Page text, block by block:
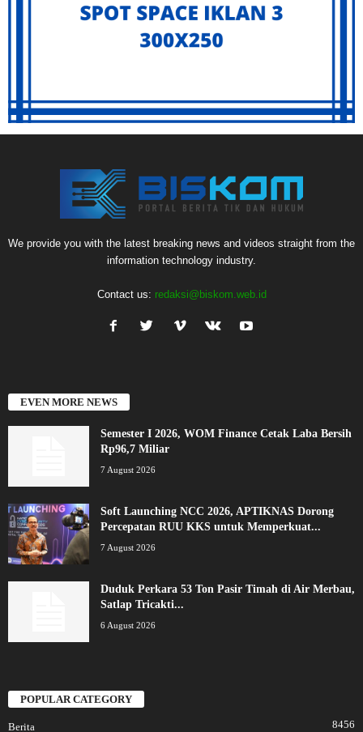
We provide you with the latest breaking news and videos straight from the
information technology industry.
Contact us: redaksi@biskom.web.id
EVEN MORE NEWS
Semester I 2026, WOM Finance Cetak Laba Bersih
Rp96,7 Miliar
7 August 2026
Soft Launching NCC 2026, APTIKNAS Dorong
Percepatan RUU KKS untuk Memperkuat...
7 August 2026
Duduk Perkara 53 Ton Pasir Timah di Air Merbau,
Satlap Tricakti...
6 August 2026
POPULAR CATEGORY
Berita 8456